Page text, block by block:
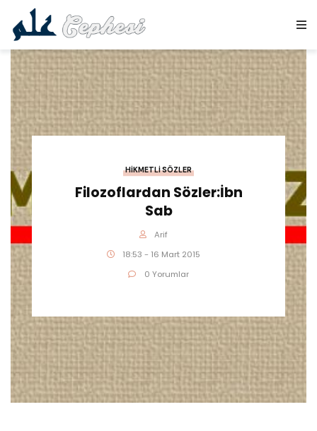
HIKMETLI SÖZLER
Filozoflardan Sözler:İbn
Sab
Arif
18:53 - 16 Mart 2015
0 Yorumlar